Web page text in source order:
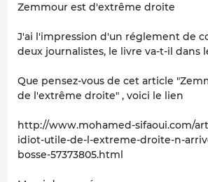
Zemmour est d'extrême droite
J'ai l'impression d'un réglement de
deux journalistes, le livre va-t-il dans
Que pensez-vous de cet article
de l'extrême droite" , voici le lien
http://www.mohamed-sifaoui.com/
idiot-utile-de-l-extreme-droite-n-
bosse-57373805.html